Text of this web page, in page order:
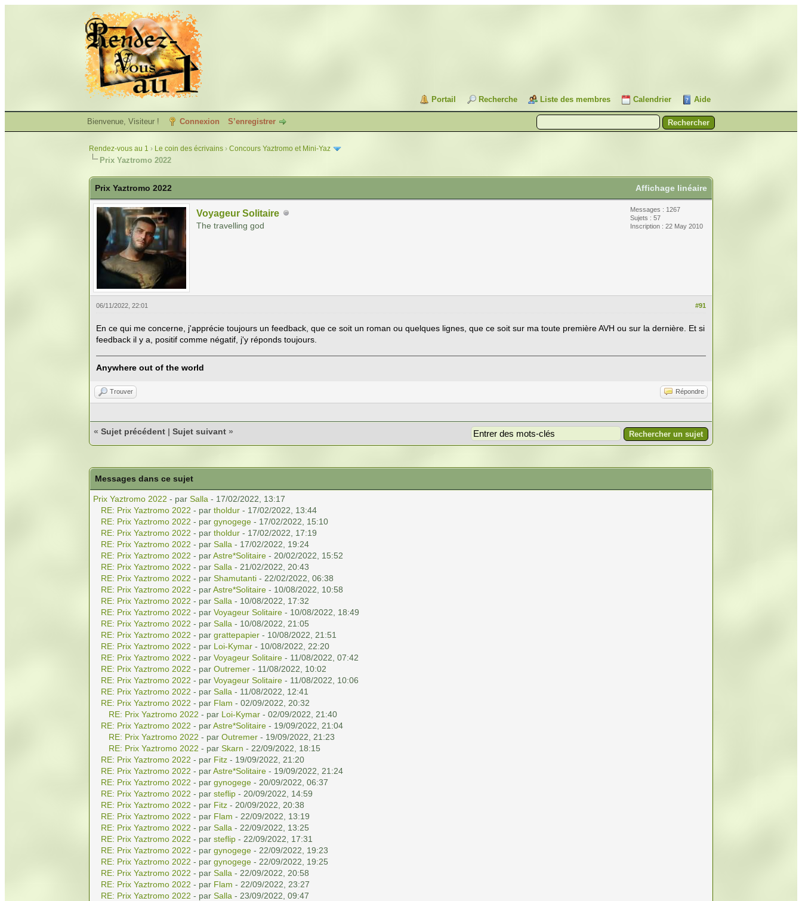
Portail Recherche Liste des membres Calendrier Aide
Bienvenue, Visiteur ! Connexion S’enregistrer
Rendez-vous au 1 › Le coin des écrivains› Concours Yaztromo et Mini-Yaz
Prix Yaztromo 2022
Affichage linéaire
Prix Yaztromo 2022
Voyageur Solitaire
The travelling god
Messages : 1267
Sujets : 57
Inscription : 22 May 2010
#91
06/11/2022, 22:01
En ce qui me concerne, j'apprécie toujours un feedback, que ce soit un roman ou quelques lignes, que ce soit sur ma toute première AVH ou sur la dernière. Et si
feedback il y a, positif comme négatif, j'y réponds toujours.
Anywhere out of the world
Trouver Répondre
« Sujet précédent| Sujet suivant»
Messages dans ce sujet
Prix Yaztromo 2022 - par Salla - 17/02/2022, 13:17
RE: Prix Yaztromo 2022 - par tholdur- 17/02/2022, 13:44
RE: Prix Yaztromo 2022 - par gynogege- 17/02/2022, 15:10
RE: Prix Yaztromo 2022 - par tholdur- 17/02/2022, 17:19
RE: Prix Yaztromo 2022 - par Salla - 17/02/2022, 19:24
RE: Prix Yaztromo 2022 - parAstre*Solitaire- 20/02/2022, 15:52
RE: Prix Yaztromo 2022 - par Salla - 21/02/2022, 20:43
RE: Prix Yaztromo 2022 - par Shamutanti- 22/02/2022, 06:38
RE: Prix Yaztromo 2022 - parAstre*Solitaire- 10/08/2022, 10:58
RE: Prix Yaztromo 2022 - par Salla - 10/08/2022, 17:32
RE: Prix Yaztromo 2022 - par Voyageur Solitaire- 10/08/2022, 18:49
RE: Prix Yaztromo 2022 - par Salla - 10/08/2022, 21:05
RE: Prix Yaztromo 2022 - par grattepapier- 10/08/2022, 21:51
RE: Prix Yaztromo 2022 - par Loi-Kymar- 10/08/2022, 22:20
RE: Prix Yaztromo 2022 - par Voyageur Solitaire- 11/08/2022, 07:42
RE: Prix Yaztromo 2022 - par Outremer- 11/08/2022, 10:02
RE: Prix Yaztromo 2022 - par Voyageur Solitaire- 11/08/2022, 10:06
RE: Prix Yaztromo 2022 - par Salla - 11/08/2022, 12:41
RE: Prix Yaztromo 2022 - par Flam - 02/09/2022, 20:32
RE: Prix Yaztromo 2022 - par Loi-Kymar- 02/09/2022, 21:40
RE: Prix Yaztromo 2022 - parAstre*Solitaire- 19/09/2022, 21:04
RE: Prix Yaztromo 2022 - par Outremer- 19/09/2022, 21:23
RE: Prix Yaztromo 2022 - par Skarn - 22/09/2022, 18:15
RE: Prix Yaztromo 2022 - par Fitz- 19/09/2022, 21:20
RE: Prix Yaztromo 2022 - parAstre*Solitaire- 19/09/2022, 21:24
RE: Prix Yaztromo 2022 - par gynogege- 20/09/2022, 06:37
RE: Prix Yaztromo 2022 - par steflip- 20/09/2022, 14:59
RE: Prix Yaztromo 2022 - par Fitz- 20/09/2022, 20:38
RE: Prix Yaztromo 2022 - par Flam - 22/09/2022, 13:19
RE: Prix Yaztromo 2022 - par Salla - 22/09/2022, 13:25
RE: Prix Yaztromo 2022 - par steflip- 22/09/2022, 17:31
RE: Prix Yaztromo 2022 - par gynogege- 22/09/2022, 19:23
RE: Prix Yaztromo 2022 - par gynogege- 22/09/2022, 19:25
RE: Prix Yaztromo 2022 - par Salla - 22/09/2022, 20:58
RE: Prix Yaztromo 2022 - par Flam - 22/09/2022, 23:27
RE: Prix Yaztromo 2022 - par Salla - 23/09/2022, 09:47